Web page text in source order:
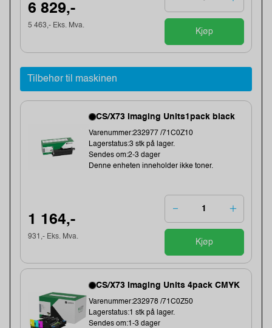
6 829,-
5 463,- Eks. Mva.
Kjøp
Tilbehør til maskinen
CS/X73 Imaging Units1pack black
Varenummer:232977 /71C0Z10
Lagerstatus:3 stk på lager.
Sendes om:2-3 dager
Denne enheten inneholder ikke toner.
1 164,-
931,- Eks. Mva.
Kjøp
CS/X73 Imaging Units 4pack CMYK
Varenummer:232978 /71C0Z50
Lagerstatus:1 stk på lager.
Sendes om:1-3 dager